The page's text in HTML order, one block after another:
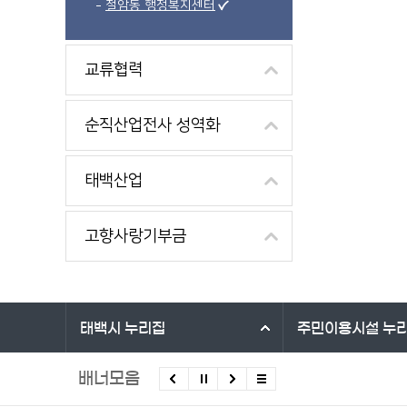
철암동 행정복지센터
교류협력
순직산업전사 성역화
태백산업
고향사랑기부금
태백시 누리집 주민이용시설 누
배너모음